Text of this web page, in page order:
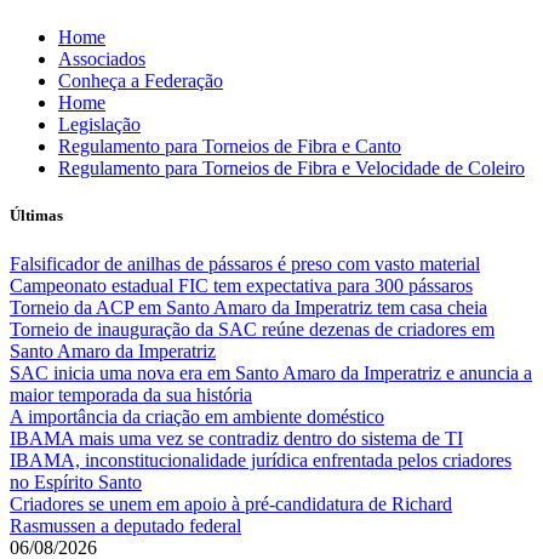
Skip
content
Home
Associados
Conheça a Federação
Home
Legislação
Regulamento para Torneios de Fibra e Canto
Regulamento para Torneios de Fibra e Velocidade de Coleiro
Últimas
Falsificador de anilhas de pássaros é preso com vasto material
Campeonato estadual FIC tem expectativa para 300 pássaros
Torneio da ACP em Santo Amaro da Imperatriz tem casa cheia
Torneio de inauguração da SAC reúne dezenas de criadores em
Santo Amaro da Imperatriz
SAC inicia uma nova era em Santo Amaro da Imperatriz e anuncia a
maior temporada da sua história
A importância da criação em ambiente doméstico
IBAMA mais uma vez se contradiz dentro do sistema de TI
IBAMA, inconstitucionalidade jurídica enfrentada pelos criadores
no Espírito Santo
Criadores se unem em apoio à pré-candidatura de Richard
Rasmussen a deputado federal
06/08/2026